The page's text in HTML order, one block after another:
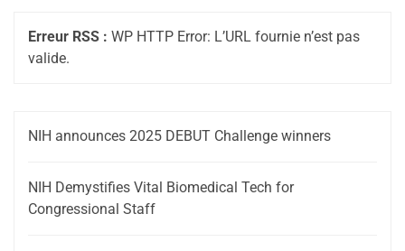
Erreur RSS : WP HTTP Error: L’URL fournie n’est pas
valide.
NIH announces 2025 DEBUT Challenge winners
NIH Demystifies Vital Biomedical Tech for
Congressional Staff